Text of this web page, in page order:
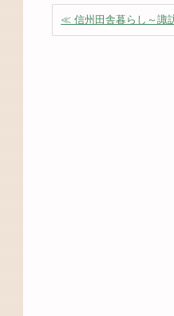
≪ 信州田舎暮らし～諏